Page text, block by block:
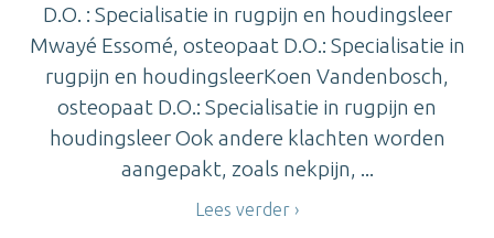
D.O. : Specialisatie in rugpijn en houdingsleer
Mwayé Essomé, osteopaat D.O.: Specialisatie in
rugpijn en houdingsleerKoen Vandenbosch,
osteopaat D.O.: Specialisatie in rugpijn en
houdingsleer Ook andere klachten worden
aangepakt, zoals nekpijn, ...
Lees verder